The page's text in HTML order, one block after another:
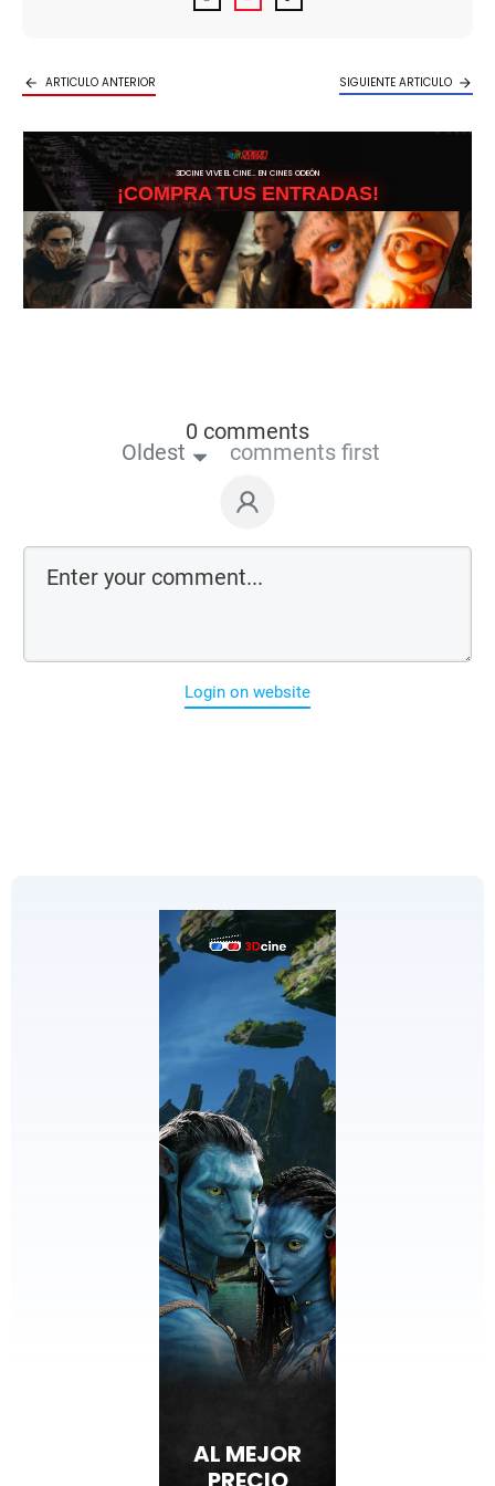
ARTICULO ANTERIOR SIGUIENTE ARTICULO
3DCINE VIVE EL CINE… EN CINES ODEÓN
¡COMPRA TUS ENTRADAS!
0 comments
Oldest comments first
Login on website
AL MEJOR